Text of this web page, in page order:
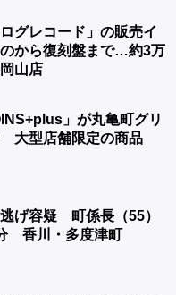
グレコード」の販売イ
から復刻盤まで…約3万
山店
」が丸亀町グリ
大型店舗限定の商品
げ容疑 町係長（55）
香川・多度津町